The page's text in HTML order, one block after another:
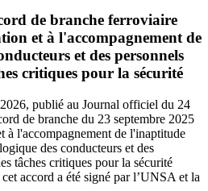
de branche ferroviaire
et à l'accompagnement de
et des personnels
critiques pour la sécurité
publié au Journal officiel du 24
de branche du 23 septembre 2025
à l'accompagnement de l'inaptitude
des conducteurs et des
tâches critiques pour la sécurité
accord a été signé par l’UNSA et la